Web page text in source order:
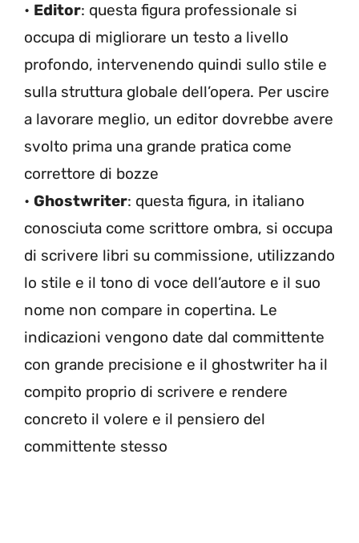
• Editor: questa figura professionale si
occupa di migliorare un testo a livello
profondo, intervenendo quindi sullo stile e
sulla struttura globale dell’opera. Per uscire
a lavorare meglio, un editor dovrebbe avere
svolto prima una grande pratica come
correttore di bozze
• Ghostwriter: questa figura, in italiano
conosciuta come scrittore ombra, si occupa
di scrivere libri su commissione, utilizzando
lo stile e il tono di voce dell’autore e il suo
nome non compare in copertina. Le
indicazioni vengono date dal committente
con grande precisione e il ghostwriter ha il
compito proprio di scrivere e rendere
concreto il volere e il pensiero del
committente stesso